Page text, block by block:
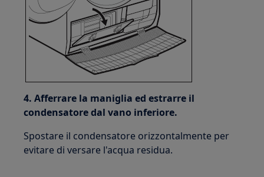
4. Afferrare la maniglia ed estrarre il
condensatore dal vano inferiore.
Spostare il condensatore orizzontalmente per
evitare di versare l'acqua residua.